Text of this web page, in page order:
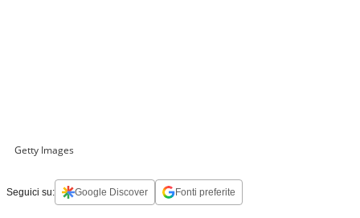
Getty Images
Seguici su: Google Discover Fonti preferite